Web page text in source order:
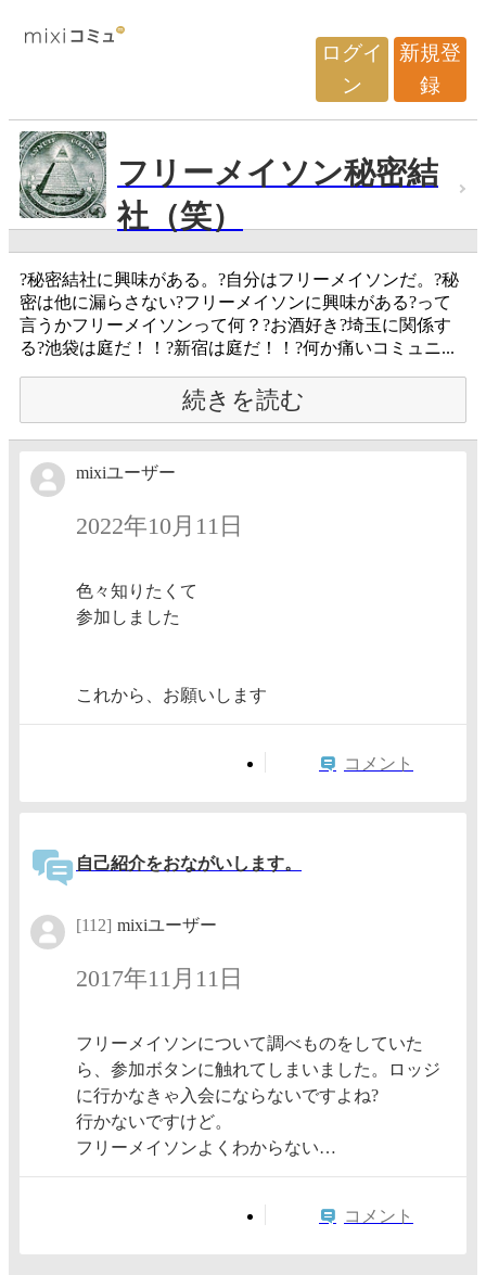
ログイ
ン
新規登
録
フリーメイソン秘密結
社（笑）
?秘密結社に興味がある。?自分はフリーメイソンだ。?秘
密は他に漏らさない?フリーメイソンに興味がある?って
言うかフリーメイソンって何？?お酒好き?埼玉に関係す
る?池袋は庭だ！！?新宿は庭だ！！?何か痛いコミュニ...
続きを読む
mixiユーザー
2022年10月11日
色々知りたくて
参加しました
これから、お願いします
コメント
自己紹介をおながいします。
[112] mixiユーザー
2017年11月11日
フリーメイソンについて調べものをしていた
ら、参加ボタンに触れてしまいました。ロッジ
に行かなきゃ入会にならないですよね?
行かないですけど。
フリーメイソンよくわからない…
コメント